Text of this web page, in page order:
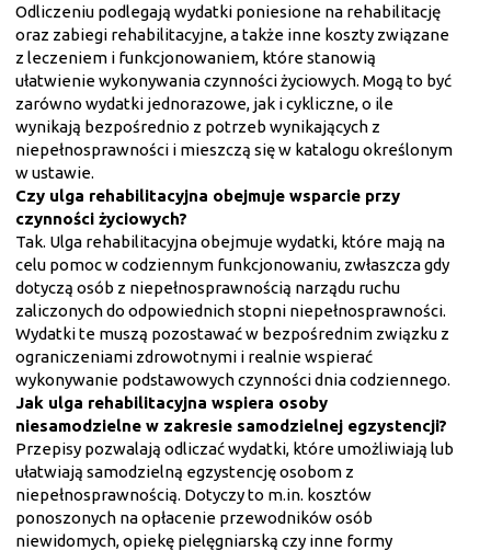
Odliczeniu podlegają wydatki poniesione na rehabilitację
oraz zabiegi rehabilitacyjne, a także inne koszty związane
z leczeniem i funkcjonowaniem, które stanowią
ułatwienie wykonywania czynności życiowych. Mogą to być
zarówno wydatki jednorazowe, jak i cykliczne, o ile
wynikają bezpośrednio z potrzeb wynikających z
niepełnosprawności i mieszczą się w katalogu określonym
w ustawie.
Czy ulga rehabilitacyjna obejmuje wsparcie przy
czynności życiowych?
Tak. Ulga rehabilitacyjna obejmuje wydatki, które mają na
celu pomoc w codziennym funkcjonowaniu, zwłaszcza gdy
dotyczą osób z niepełnosprawnością narządu ruchu
zaliczonych do odpowiednich stopni niepełnosprawności.
Wydatki te muszą pozostawać w bezpośrednim związku z
ograniczeniami zdrowotnymi i realnie wspierać
wykonywanie podstawowych czynności dnia codziennego.
Jak ulga rehabilitacyjna wspiera osoby
niesamodzielne w zakresie samodzielnej egzystencji?
Przepisy pozwalają odliczać wydatki, które umożliwiają lub
ułatwiają samodzielną egzystencję osobom z
niepełnosprawnością. Dotyczy to m.in. kosztów
ponoszonych na opłacenie przewodników osób
niewidomych, opiekę pielęgniarską czy inne formy